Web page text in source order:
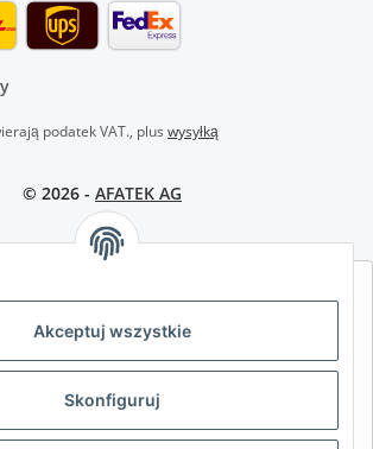
Akceptuj wszystkie
Skonfiguruj
podatek VAT., plus wysyłką
© 2026 - AFATEK AG
– WYBIERZ REGION I JĘZYK | SELECT
AT CH (DE) CH (FR)
BE (NL) BE (FR)